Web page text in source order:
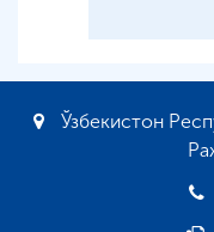
Ўзбекистон